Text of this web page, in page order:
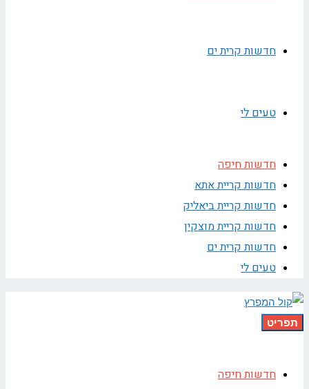
חדשות קרית ים
טעים לי
חדשות חיפה
חדשות קריית אתא
חדשות קריית ביאליק
חדשות קריית מוצקין
חדשות קרית ים
טעים לי
תפריט
חדשות חיפה